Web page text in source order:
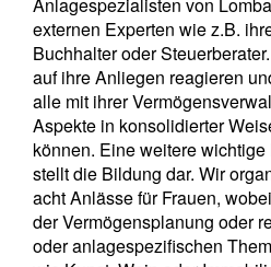
externen Experten wie z.B.
Buchhalter oder
auf ihre Anliegen reagieren
alle mit ihrer
Aspekte in konsolidierter
können. Eine weitere
stellt die Bildung dar. Wir
acht Anlässe für Frauen,
der Vermögensplanung oder
oder anlagespezifischen